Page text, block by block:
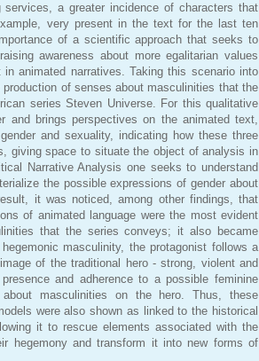
a greater incidence of characters that
very present in the text for the last ten
of a scientific approach that seeks to
awareness about more egalitarian values
animated narratives. Taking this scenario into
of senses about masculinities that the
series Steven Universe. For this qualitative
and brings perspectives on the animated text,
and sexuality, indicating how these three
giving space to situate the object of analysis in
Narrative Analysis one seeks to understand
the possible expressions of gender about
it was noticed, among other findings, that
of animated language were the most evident
that the series conveys; it also became
masculinity, the protagonist follows a
of the traditional hero - strong, violent and
and adherence to a possible feminine
masculinities on the hero. Thus, these
were also shown as linked to the historical
it to rescue elements associated with the
hegemony and transform it into new forms of